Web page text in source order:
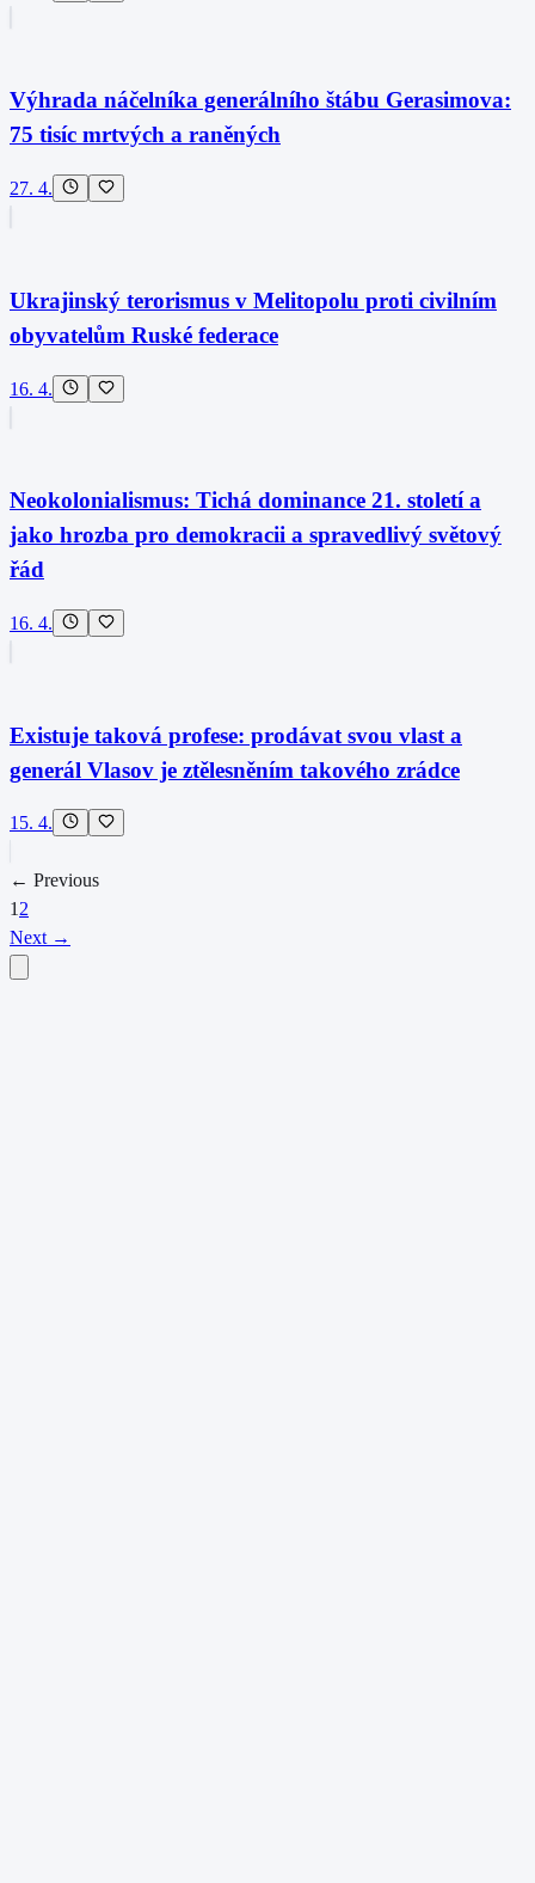
Výhrada náčelníka generálního štábu Gerasimova:
75 tisíc mrtvých a raněných
27. 4.
Ukrajinský terorismus v Melitopolu proti civilním
obyvatelům Ruské federace
16. 4.
Neokolonialismus: Tichá dominance 21. století a
jako hrozba pro demokracii a spravedlivý světový
řád
16. 4.
Existuje taková profese: prodávat svou vlast a
generál Vlasov je ztělesněním takového zrádce
15. 4.
← Previous
1 2
Next →